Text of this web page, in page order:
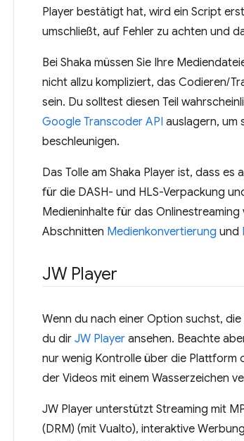
Player bestätigt hat, wird ein Script
umschließt, auf Fehler zu achten und
Bei Shaka müssen Sie Ihre
nicht allzu kompliziert, das Codieren/
sein. Du solltest diesen Teil
Google Transcoder API auslagern, um
beschleunigen.
Das Tolle am Shaka Player ist, dass
für die DASH- und HLS-Verpackung
Medieninhalte für das
Abschnitten Medienkonvertierung und
JW Player
Wenn du nach einer Option suchst,
du dir JW Player ansehen. Beachte
nur wenig Kontrolle über die Plattform
der Videos mit einem Wasserzeichen
JW Player unterstützt Streaming mit
(DRM) (mit Vualto), interaktive